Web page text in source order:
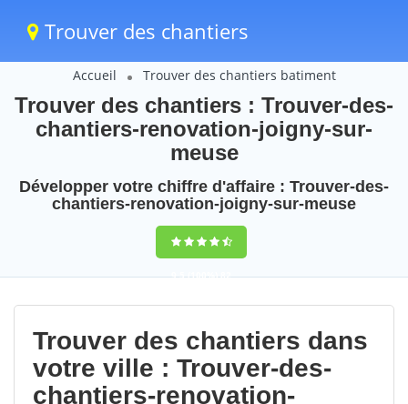
Trouver des chantiers
Accueil Trouver des chantiers batiment
Trouver des chantiers : Trouver-des-
chantiers-renovation-joigny-sur-
meuse
Développer votre chiffre d'affaire : Trouver-des-
chantiers-renovation-joigny-sur-meuse
9,5(100%)82
votes
Trouver des chantiers dans
votre ville : Trouver-des-
chantiers-renovation-